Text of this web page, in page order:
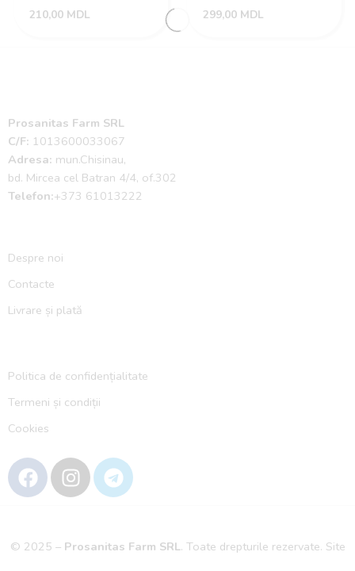
210,00 MDL 299,00 MDL
Prosanitas Farm SRL
C/F: 1013600033067
Adresa: mun.Chisinau,
bd. Mircea cel Batran 4/4, of.302
Telefon:+373 61013222
Despre noi
Contacte
Livrare și plată
Politica de confidențialitate
Termeni și condiții
Cookies
© 2025 – Prosanitas Farm SRL. Toate drepturile rezervate. Site